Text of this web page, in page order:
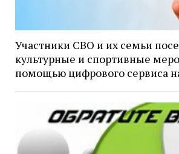
Участники СВО и их семьи
культурные и спортивные
помощью цифрового сервиса